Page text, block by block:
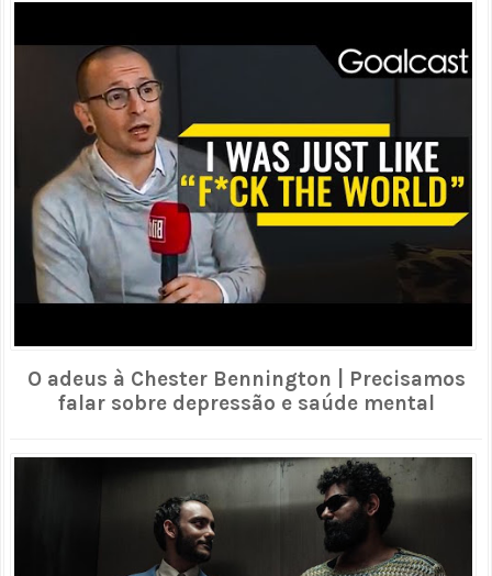
O adeus à Chester Bennington | Precisamos
falar sobre depressão e saúde mental